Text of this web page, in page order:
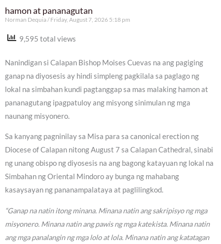
hamon at pananagutan
Norman Dequia Friday, August 7, 2026 5:18 pm
9,595 total views
Nanindigan si Calapan Bishop Moises Cuevas na ang pagiging
ganap na diyosesis ay hindi simpleng pagkilala sa paglago ng
lokal na simbahan kundi pagtanggap sa mas malaking hamon at
pananagutang ipagpatuloy ang misyong sinimulan ng mga
naunang misyonero.
Sa kanyang pagninilay sa Misa para sa canonical erection ng
Diocese of Calapan nitong August 7 sa Calapan Cathedral, sinabi
ng unang obispo ng diyosesis na ang bagong katayuan ng lokal na
Simbahan ng Oriental Mindoro ay bunga ng mahabang
kasaysayan ng pananampalataya at paglilingkod.
“Ganap na natin itong minana. Minana natin ang sakripisyo ng mga
misyonero. Minana natin ang pawis ng mga katekista. Minana natin
ang mga panalangin ng mga lolo at lola. Minana natin ang katatagan